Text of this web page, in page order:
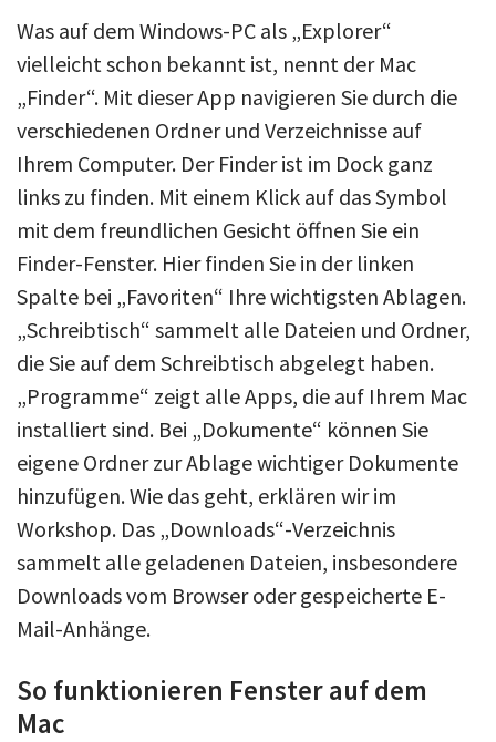
Was auf dem Windows-PC als „Explorer“
vielleicht schon bekannt ist, nennt der Mac
„Finder“. Mit dieser App navigieren Sie durch die
verschiedenen Ordner und Verzeichnisse auf
Ihrem Computer. Der Finder ist im Dock ganz
links zu finden. Mit einem Klick auf das Symbol
mit dem freundlichen Gesicht öffnen Sie ein
Finder-Fenster. Hier finden Sie in der linken
Spalte bei „Favoriten“ Ihre wichtigsten Ablagen.
„Schreibtisch“ sammelt alle Dateien und Ordner,
die Sie auf dem Schreibtisch abgelegt haben.
„Programme“ zeigt alle Apps, die auf Ihrem Mac
installiert sind. Bei „Dokumente“ können Sie
eigene Ordner zur Ablage wichtiger Dokumente
hinzufügen. Wie das geht, erklären wir im
Workshop. Das „Downloads“-Verzeichnis
sammelt alle geladenen Dateien, insbesondere
Downloads vom Browser oder gespeicherte E-
Mail-Anhänge.
So funktionieren Fenster auf dem
Mac